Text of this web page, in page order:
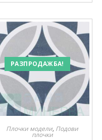
РАЗПРОДАЖБА!
Плочки модели, Подови
плочки